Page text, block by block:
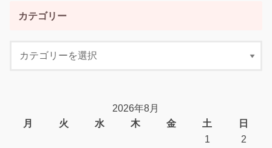
カテゴリー
2026年8月
月
火 水 木 金 土
日
1
2